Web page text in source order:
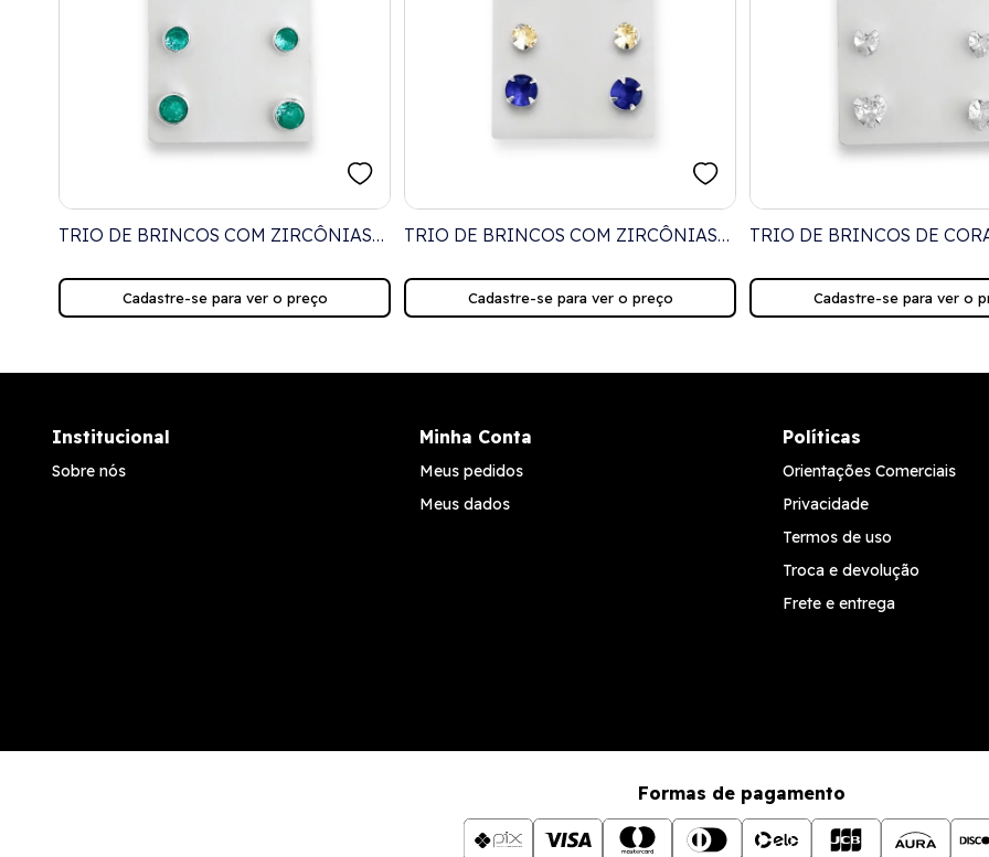
TRIO DE BRINCOS COM ZIRCÔNIAS
Cadastre-se para ver o preço
TRIO DE BRINCOS COM ZIRCÔNIAS
Cadastre-se para ver o preço
TRIO DE BRINCOS DE
Cadastre-se para ver o
Institucional
Sobre nós
Minha Conta
Meus pedidos
Meus dados
Políticas
Orientações Comerciais
Privacidade
Termos de uso
Troca e devolução
Frete e entrega
Formas de pagamento